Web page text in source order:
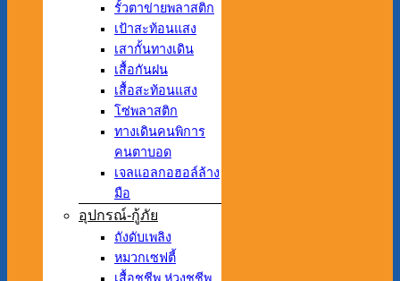
รั้วตาข่ายพลาสติก
เป้าสะท้อนแสง
เสากั้นทางเดิน
เสื้อกันฝน
เสื้อสะท้อนแสง
โซ่พลาสติก
ทางเดินคนพิการ
คนตาบอด
เจลแอลกอฮอล์ล้าง
มือ
อุปกรณ์-กู้ภัย
ถังดับเพลิง
หมวกเซฟตี้